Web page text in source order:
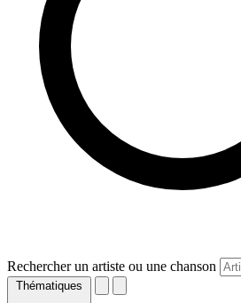
Rechercher un artiste ou une chanson
Thématiques